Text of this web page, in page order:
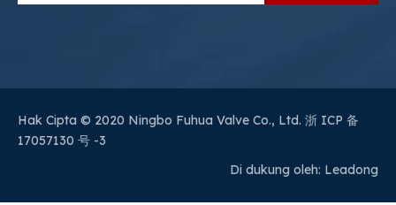
Hak Cipta © 2020 Ningbo Fuhua Valve Co., Ltd. 浙 ICP 备
17057130 号 -3
Di dukung oleh: Leadong